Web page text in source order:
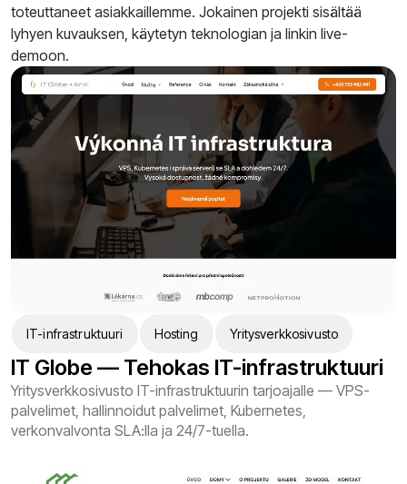
toteuttaneet asiakkaillemme. Jokainen projekti sisältää
lyhyen kuvauksen, käytetyn teknologian ja linkin live-
demoon.
IT-infrastruktuuri Hosting Yritysverkkosivusto
IT Globe — Tehokas IT-infrastruktuuri
Yritysverkkosivusto IT-infrastruktuurin tarjoajalle — VPS-
palvelimet, hallinnoidut palvelimet, Kubernetes,
verkonvalvonta SLA:lla ja 24/7-tuella.